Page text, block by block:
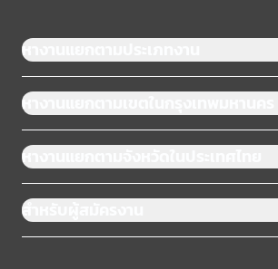
หางานแยกตามประเภทงาน
หางานแยกตามเขตในกรุงเทพมหานคร
หางานแยกตามจังหวัดในประเทศไทย
สำหรับผู้สมัครงาน